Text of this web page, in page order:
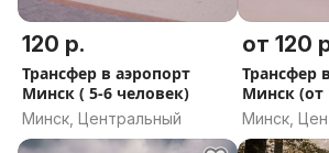
120 р.
Трансфер в аэропорт
Минск ( 5-6 человек)
Минск, Центральный
от 120
Трансфер
Минск (от
Минск,